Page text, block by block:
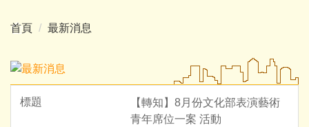
首頁 最新消息
【轉知】8月份文化部表演藝術
青年席位一案 活動